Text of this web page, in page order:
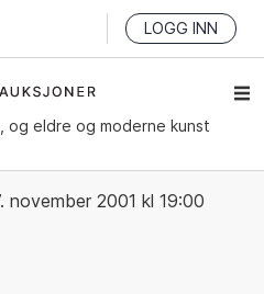
LOGG INN
og eldre og moderne kunst
november 2001 kl 19:00